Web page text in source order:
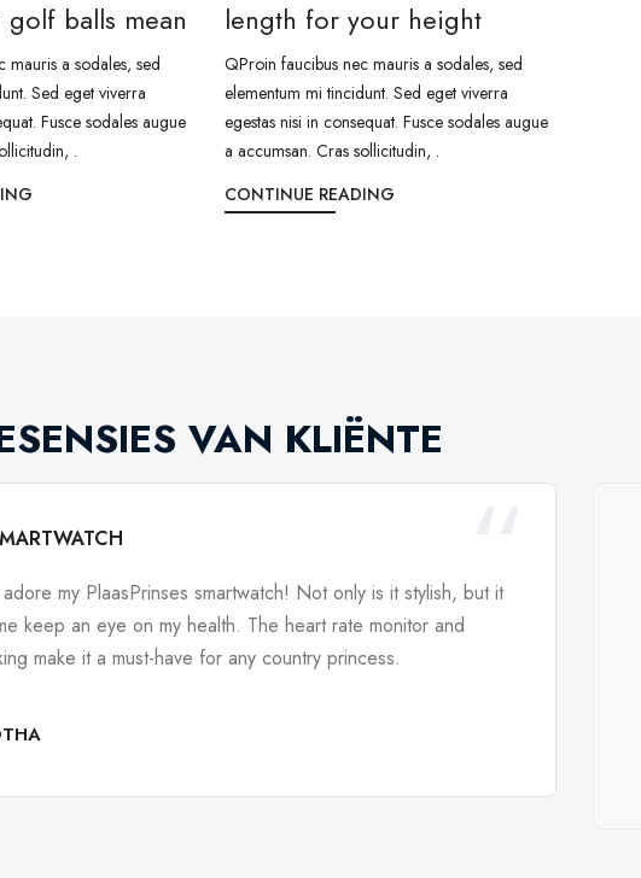
balls mean
mauris a sodales, sed
Sed eget viverra
Fusce sodales augue
.
length for your height
QProin faucibus nec mauris a sodales, sed
elementum mi tincidunt. Sed eget viverra
egestas nisi in consequat. Fusce sodales augue
a accumsan. Cras sollicitudin, .
CONTINUE READING
VAN KLIËNTE
my PlaasPrinses smartwatch! Not only is it stylish, but it
keep an eye on my health. The heart rate monitor and
make it a must-have for any country princess.